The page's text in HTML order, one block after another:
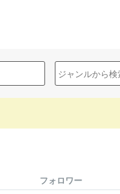
フォロワー